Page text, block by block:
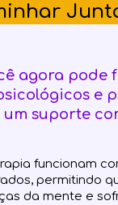
agora pode
e
um suporte
funcionam
permitindo
da mente e